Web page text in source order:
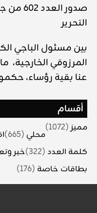
صدور العدد
التحرير
بين مسئول الباجي
المرزوقي الخارجية،
عنا بقية رؤساء،
أقسام
مميز(1072)
محلي (665)
كلمة العدد (322) خبر
بطاقات خاصة (176)